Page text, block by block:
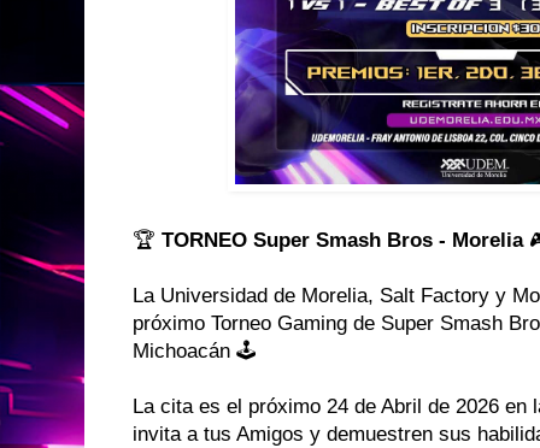
🏆 TORNEO Super Smash Bros - Morelia
La Universidad de Morelia, Salt Factory y
próximo Torneo Gaming de Super Smash
Michoacán 🕹️
La cita es el próximo 24 de Abril de 2026 en
invita a tus Amigos y demuestren sus